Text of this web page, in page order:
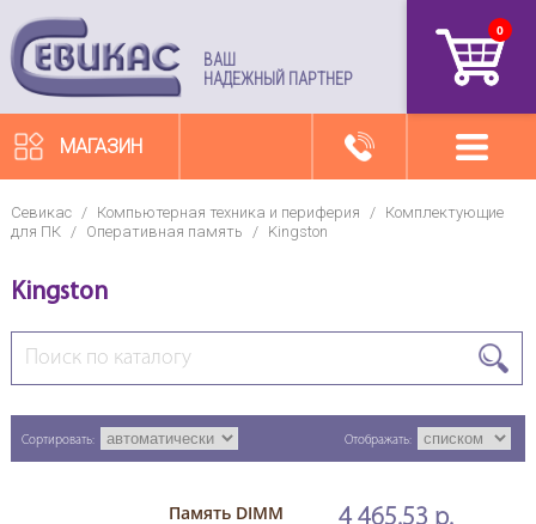
ВАШ
НАДЕЖНЫЙ ПАРТНЕР
0
МАГАЗИН
Севикас / Компьютерная техника и периферия /
Комплектующие
для ПК / Оперативная память / Kingston
Kingston
Сортировать: Отображать:
Память DIMM